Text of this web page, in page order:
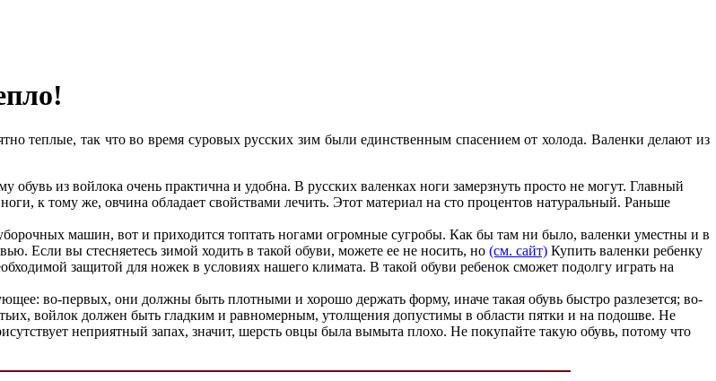
теплые, так что во время суровых русских зим были единственным спасением от холода. Валенки делают из
из войлока очень практична и удобна. В русских валенках ноги замерзнуть просто не могут. Главный
к тому же, овчина обладает свойствами лечить. Этот материал на сто процентов натуральный. Раньше
машин, вот и приходится топтать ногами огромные сугробы. Как бы там ни было, валенки уместны и в
Если вы стесняетесь зимой ходить в такой обуви, можете ее не носить, но (см. сайт) Купить валенки ребенку
защитой для ножек в условиях нашего климата. В такой обуви ребенок сможет подолгу играть на
во-первых, они должны быть плотными и хорошо держать форму, иначе такая обувь быстро разлезется; во-
войлок должен быть гладким и равномерным, утолщения допустимы в области пятки и на подошве. Не
неприятный запах, значит, шерсть овцы была вымыта плохо. Не покупайте такую обувь, потому что